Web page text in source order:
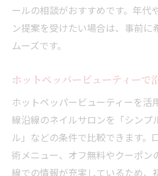
ールの相談がおすすめです。年代
ン提案を受けたい場合は、事前に
ムーズです。
ホットペッパービューティーで
ホットペッパービューティーを活
線沿線のネイルサロンを「シンプ
ル」などの条件で比較できます。
術メニュー、オフ無料やクーポン
線での情報が充実しているため、